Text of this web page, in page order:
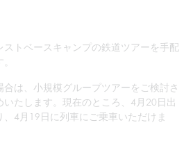
ストベースキャンプの鉄道ツアーを手配
合は、小規模グループツアーをご検討さ
いたします。現在のところ、4月20日出
4月19日に列車にご乗車いただけま